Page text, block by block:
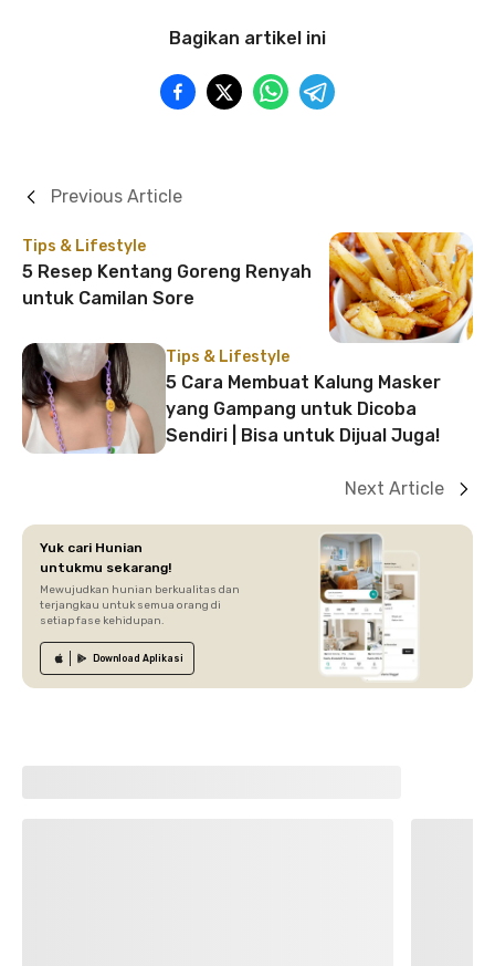
Bagikan artikel ini
Tips & Lifestyle
5 Resep Kentang Goreng Renyah
untuk Camilan Sore
Previous Article
Tips & Lifestyle
5 Cara Membuat Kalung Masker
yang Gampang untuk Dicoba
Sendiri | Bisa untuk Dijual Juga!
Next Article
Yuk cari Hunian
untukmu sekarang!
Mewujudkan hunian berkualitas dan
terjangkau untuk semua orang di
setiap fase kehidupan.
Download Aplikasi